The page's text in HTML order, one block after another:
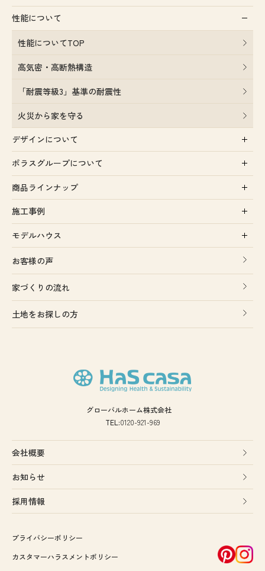
性能について
性能についてTOP
高気密・高断熱構造
「耐震等級3」基準の耐震性
火災から家を守る
デザインについて
ポラスグループについて
商品ラインナップ
施工事例
モデルハウス
お客様の声
家づくりの流れ
土地をお探しの方
グローバルホーム株式会社
TEL:0120-921-969
会社概要
お知らせ
採用情報
プライバシーポリシー
カスタマーハラスメントポリシー